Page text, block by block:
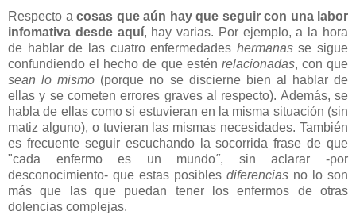
Respecto a cosas que aún hay que seguir con una labor
infomativa desde aquí, hay varias. Por ejemplo, a la hora
de hablar de las cuatro enfermedades hermanasse sigue
confundiendo el hecho de que estén relacionadas, con que
sean lo mismo (porque no se discierne bien al hablar de
ellas y se cometen errores graves al respecto). Además, se
habla de ellas como si estuvieran en la misma situación (sin
matiz alguno), o tuvieran las mismas necesidades. También
es frecuente seguir escuchando la socorrida frase de que
"cada enfermo es un mundo", sin aclarar -por
desconocimiento- que estas posibles diferencias no lo son
más que las que puedan tener los enfermos de otras
dolencias complejas.